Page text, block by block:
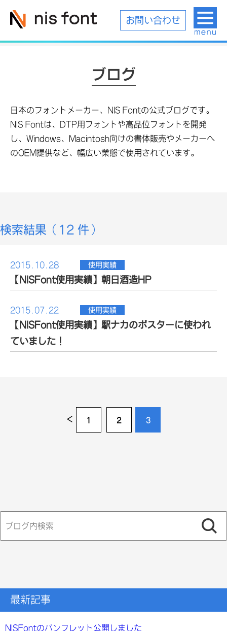
お問い合わせ
ブログ
日本のフォントメーカー、NIS Fontの公式ブログです。
NIS Fontは、DTP用フォントや高品位フォントを開発
し、Windows、Macintosh向けの書体販売やメーカーへ
のOEM提供など、幅広い業態で使用されています。
検索結果（12 件）
2015.10.28 使用実績
【NISFont使用実績】朝日酒造HP
2015.07.22 使用実績
【NISFont使用実績】駅ナカのポスターに使われ
ていました！
< 1 2 3
最新記事
NISFontのパンフレット公開しました